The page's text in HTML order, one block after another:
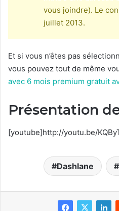
vous joindre). Le
juillet 2013.
Et si vous n’êtes pas
vous pouvez tout de même
avec 6 mois premium gratuit
Présentation
[youtube]http://youtu.be/
Dashlane